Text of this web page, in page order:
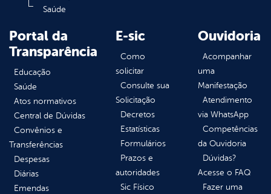
Saúde
Portal da
Transparência
Educação
Saúde
Atos normativos
Central de Dúvidas
Convênios e
Transferências
Despesas
Diárias
Emendas
E-sic
Como
solicitar
Consulte sua
Solicitação
Decretos
Estatísticas
Formulários
Prazos e
autoridades
Sic Físico
Ouvidoria
Acompanhar
uma
Manifestação
Atendimento
via WhatsApp
Competências
da Ouvidoria
Dúvidas?
Acesse o FAQ
Fazer uma